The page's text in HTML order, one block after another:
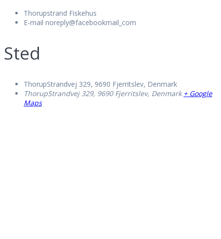
Thorupstrand Fiskehus
E-mail noreply@facebookmail_com
Sted
ThorupStrandvej 329, 9690 Fjerritslev, Denmark
ThorupStrandvej 329, 9690 Fjerritslev, Denmark + Google
Maps